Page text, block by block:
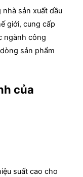
sản xuất dầu
giới, cung cấp
ngành công
sản phẩm
của
suất cao cho